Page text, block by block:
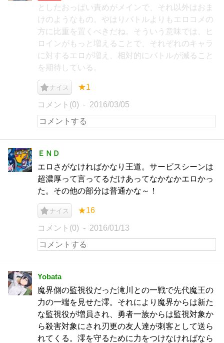
としたおっぱい責めがメインで、それ以外はおま
けのようなもの。やはりバトルよりもエロコメの
方に比重を置くべきだね。そういう意味では、ヒ
ロインがもっと増えることで、それぞれのキャラ
に対するエロが増え、相対的にバトルが減ること
を期待している。
ナイス ★1
コメント(0) 2016/03/05
ＥＮＤ
エロさがなければかなり王道。サービスシーンは
超濃厚って言ってるだけあってなかなかエロかっ
た。その他の部分は普通かな～！
ナイス ★16
コメント(0) 2016/01/13
Yobata
魔界側の監視役だった滝川との一戦で先代魔王の
力の一端を見せた澪。それにより魔界からは新た
な監視役が増員され、勇者一族からは監視対象か
ら殺害対象にされ刃更の友人達が刺客として送ら
れてくる。澪を守るために力をつけなければなら